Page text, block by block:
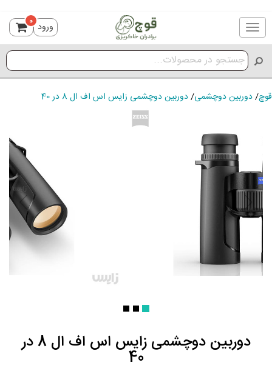
Toggle
navigation
ورود 0
قوچ/دوربین دوچشمی/دوربین دوچشمی زایس اس اف ال 8 در 40
دوربین دوچشمی زایس اس اف ال 8 در
40